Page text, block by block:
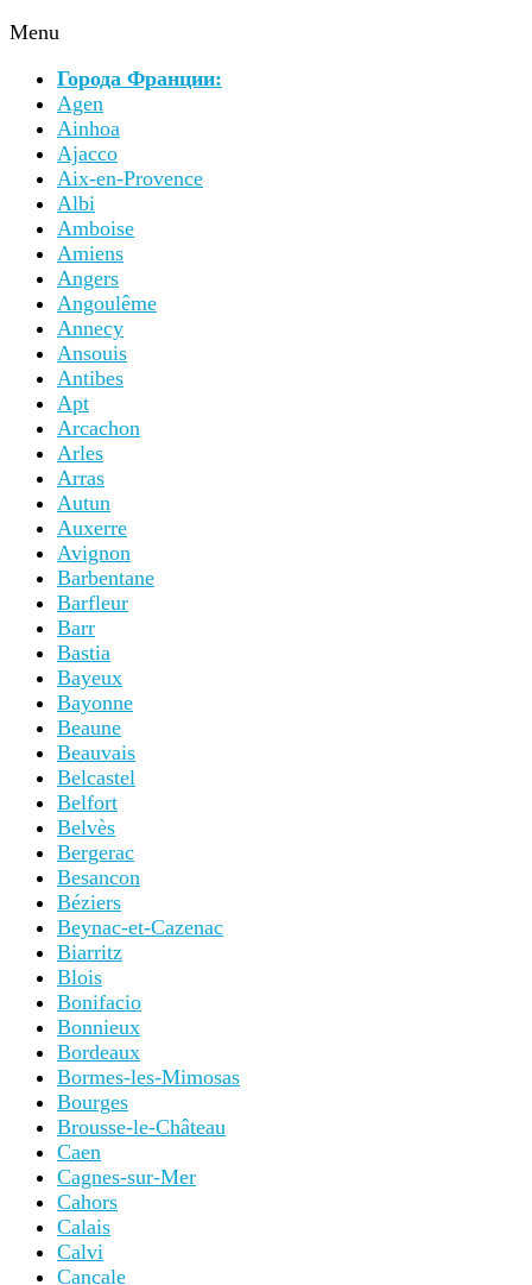
Menu
Города Франции:
Agen
Ainhoa
Ajacco
Aix-en-Provence
Albi
Amboise
Amiens
Angers
Angoulême
Annecy
Ansouis
Antibes
Apt
Arcachon
Arles
Arras
Autun
Auxerre
Avignon
Barbentane
Barfleur
Barr
Bastia
Bayeux
Bayonne
Beaune
Beauvais
Belcastel
Belfort
Belvès
Bergerac
Besancon
Béziers
Beynac-et-Cazenac
Biarritz
Blois
Bonifacio
Bonnieux
Bordeaux
Bormes-les-Mimosas
Bourges
Brousse-le-Château
Caen
Cagnes-sur-Mer
Cahors
Calais
Calvi
Cancale